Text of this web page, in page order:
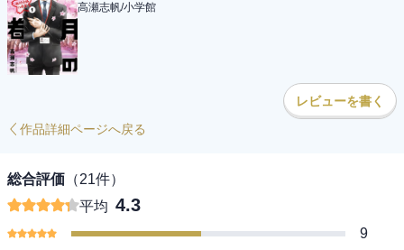
高瀬志帆/小学館
レビューを書く
作品詳細ページへ戻る
総合評価 （21件）
平均 4.3
9